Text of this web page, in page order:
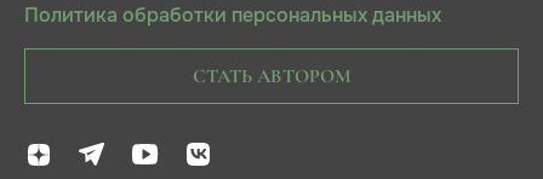
Политика обработки персональных данных
СТАТЬ АВТОРОМ